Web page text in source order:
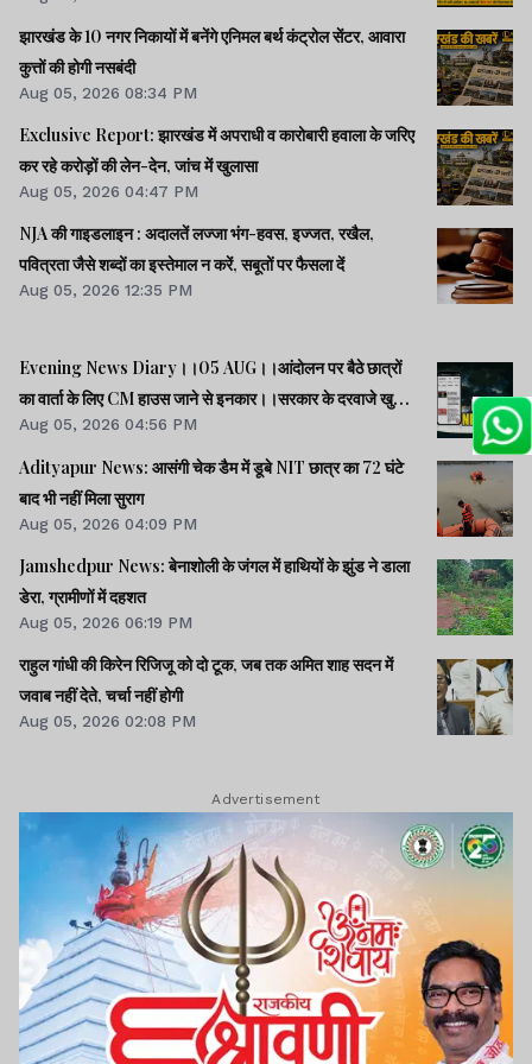
झारखंड के 10 नगर निकायों में बनेंगे एनिमल बर्थ कंट्रोल सेंटर, आवारा
कुत्तों की होगी नसबंदी
Aug 05, 2026 08:34 PM
Exclusive Report: झारखंड में अपराधी व कारोबारी हवाला के जरिए
कर रहे करोड़ों की लेन-देन, जांच में खुलासा
Aug 05, 2026 04:47 PM
NJA की गाइडलाइन : अदालतें लज्जा भंग-हवस, इज्जत, रखैल,
पवित्रता जैसे शब्दों का इस्तेमाल न करें, सबूतों पर फैसला दें
Aug 05, 2026 12:35 PM
Evening News Diary।।05 AUG।।आंदोलन पर बैठे छात्रों
का वार्ता के लिए CM हाउस जाने से इनकार।।सरकार के दरवाजे खुले
हैं, जांच के बाद होगा फैसला : CM हेमंत।।राहुल की रिजिजू को दो
टूक।।प्रस्तावित FCRA संशोधन बिल से अमेरिका में खलबली।।समेत
कई खबरें व वीडियो।।
Aug 05, 2026 04:56 PM
Adityapur News: आसंगी चेक डैम में डूबे NIT छात्र का 72 घंटे
बाद भी नहीं मिला सुराग
Aug 05, 2026 04:09 PM
Jamshedpur News: बेनाशोली के जंगल में हाथियों के झुंड ने डाला
डेरा, ग्रामीणों में दहशत
Aug 05, 2026 06:19 PM
राहुल गांधी की किरेन रिजिजू को दो टूक, जब तक अमित शाह सदन में
जवाब नहीं देते, चर्चा नहीं होगी
Aug 05, 2026 02:08 PM
Advertisement